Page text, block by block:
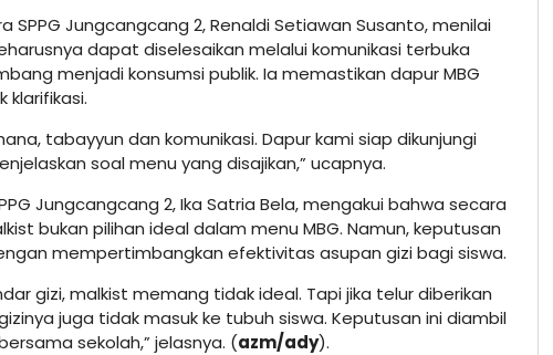
SPPG Jungcangcang 2, Renaldi Setiawan Susanto, menilai
dapat diselesaikan melalui komunikasi terbuka
menjadi konsumsi publik. Ia memastikan dapur MBG
klarifikasi.
tabayyun dan komunikasi. Dapur kami siap dikunjungi
soal menu yang disajikan,” ucapnya.
Jungcangcang 2, Ika Satria Bela, mengakui bahwa secara
bukan pilihan ideal dalam menu MBG. Namun, keputusan
mempertimbangkan efektivitas asupan gizi bagi siswa.
gizi, malkist memang tidak ideal. Tapi jika telur diberikan
juga tidak masuk ke tubuh siswa. Keputusan ini diambil
sekolah,” jelasnya. (azm/ady).